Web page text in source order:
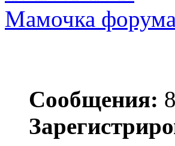
Мамочка форума
Сообщения: